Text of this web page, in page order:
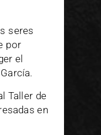
seres
por
el
Taller de
en